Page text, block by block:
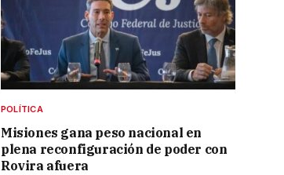
POLÍTICA
Misiones gana peso nacional en
plena reconfiguración de poder con
Rovira afuera